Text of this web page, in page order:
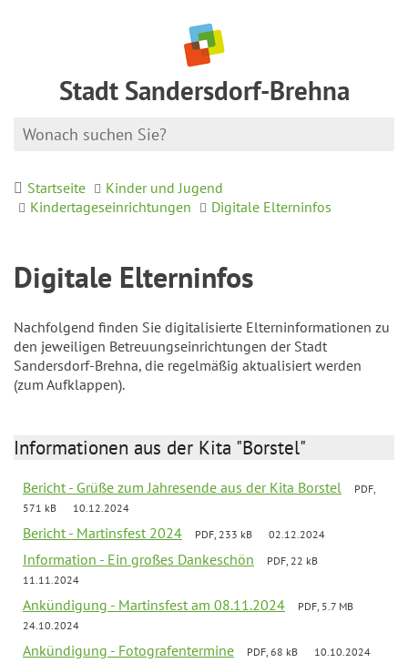
Stadt Sandersdorf-Brehna
Startseite
Kinder und Jugend
Kindertageseinrichtungen
Digitale Elterninfos
Digitale Elterninfos
Nachfolgend finden Sie digitalisierte Elterninformationen zu
den jeweiligen Betreuungseinrichtungen der Stadt
Sandersdorf-Brehna, die regelmäßig aktualisiert werden
(zum Aufklappen).
Informationen aus der Kita "Borstel"
Bericht - Grüße zum Jahresende aus der Kita Borstel
PDF,
571 kB
10.12.2024
Bericht - Martinsfest 2024 PDF, 233 kB 02.12.2024
Information - Ein großes Dankeschön
PDF, 22 kB
11.11.2024
Ankündigung - Martinsfest am 08.11.2024
PDF, 5.7 MB
24.10.2024
Ankündigung - Fotografentermine PDF, 68 kB 10.10.2024